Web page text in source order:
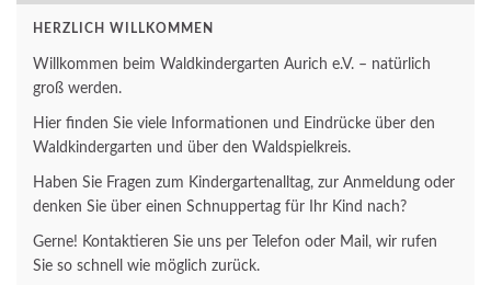
HERZLICH WILLKOMMEN
Willkommen beim Waldkindergarten Aurich e.V. – natürlich
groß werden.
Hier finden Sie viele Informationen und Eindrücke über den
Waldkindergarten und über den Waldspielkreis.
Haben Sie Fragen zum Kindergartenalltag, zur Anmeldung oder
denken Sie über einen Schnuppertag für Ihr Kind nach?
Gerne! Kontaktieren Sie uns per Telefon oder Mail, wir rufen
Sie so schnell wie möglich zurück.